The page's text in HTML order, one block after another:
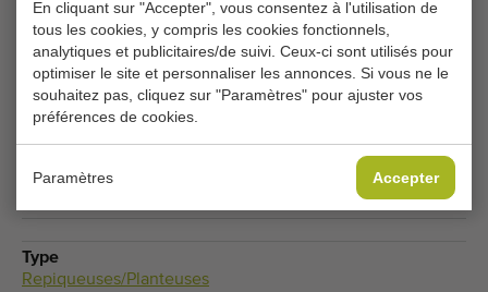
En cliquant sur "Accepter", vous consentez à l'utilisation de
tous les cookies, y compris les cookies fonctionnels,
analytiques et publicitaires/de suivi. Ceux-ci sont utilisés pour
optimiser le site et personnaliser les annonces. Si vous ne le
souhaitez pas, cliquez sur "Paramètres" pour ajuster vos
préférences de cookies.
Paramètres Accepter
Vos paramètres de cookies actuels bloquent cette
partie. Modifiez vos paramètres de cookies pour
accéder à cette partie.
MODIFIER LES PARAMÈTRES DES COOKIES
Type
Repiqueuses/Planteuses